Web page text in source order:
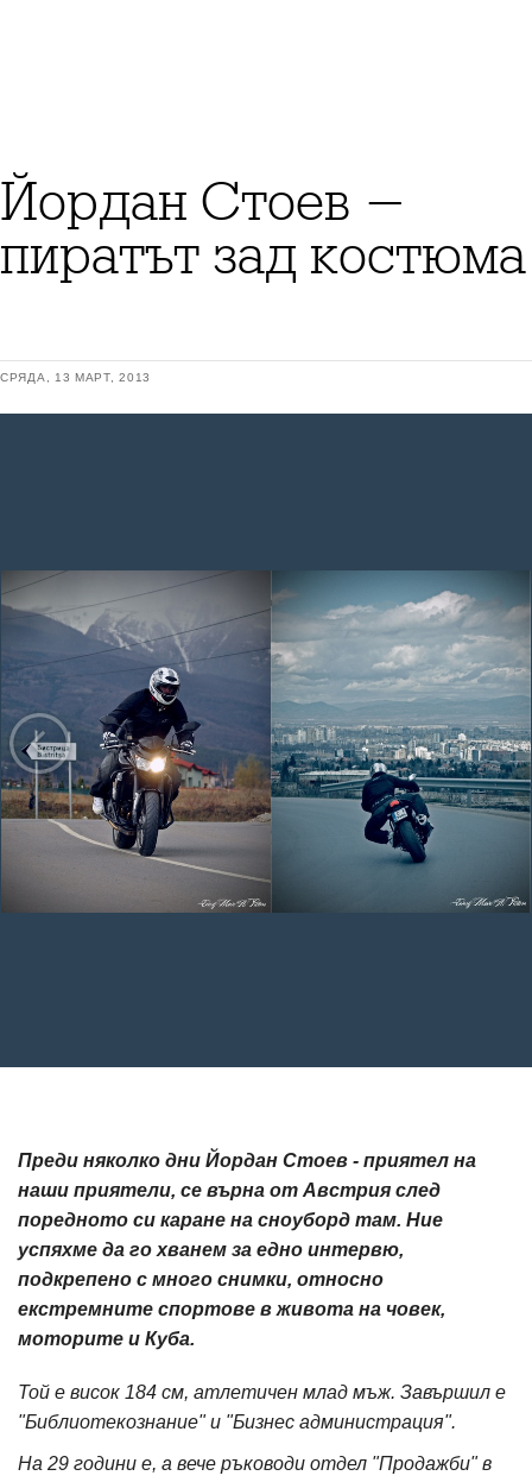
Йордан Стоев -
пиратът зад костюма
СРЯДА, 13 МАРТ, 2013
Преди няколко дни Йордан Стоев - приятел на
наши приятели, се върна от Австрия след
поредното си каране на сноуборд там. Ние
успяхме да го хванем за едно интервю,
подкрепено с много снимки, относно
екстремните спортове в живота на човек,
моторите и Куба.
Той е висок 184 см, атлетичен млад мъж. Завършил е
"Библиотекознание" и "Бизнес администрация".
На 29 години е, а вече ръководи отдел "Продажби" в